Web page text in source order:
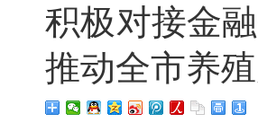
积极对接金
推动全市养